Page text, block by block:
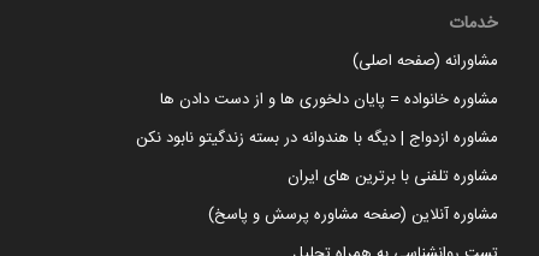
خدمات
مشاورانه (صفحه اصلی)
مشاوره خانواده = پایان دلخوری ها و از دست دادن ها
مشاوره ازدواج | دیگه با هندوانه در بسته زندگیتو نابود نکن
مشاوره تلفنی با برترین های ایران
مشاوره آنلاین (صفحه مشاوره پرسش و پاسخ)